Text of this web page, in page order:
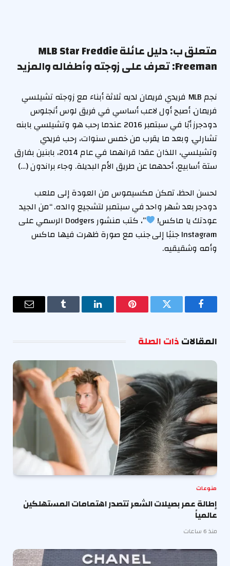
متعلق ب: دليل عائلة MLB Star Freddie
Freeman: تعرف على زوجته وأطفاله والمزيد
نجم MLB فريدي فريمان لديه ثلاثة أبناء مع زوجته تشيلسي
فريمان. أصبح أول لاعب أساسي في فريق لوس أنجلوس
دودجرز أبًا في سبتمبر 2016 عندما رحب هو وتشيلسي بابنه
تشارلي. وبعد ما يقرب من خمس سنوات، رحب فريدي
وتشيلسي، اللذان عقدا قرانهما في عام 2014، بابنين بفارق
ستة أسابيع، أحدهما عن طريق الأم البديلة. وجاء براندون (…)
لحسن الحظ، تمكن مكسيموس من العودة إلى ملعب
دودجر بعد شهر واحد في سبتمبر لتشجيع والده. “من الجيد
عودتك يا ماكس!
”، كتب منشور Dodgers الرسمي على
Instagram جنبًا إلى جنب مع صورة ظهرت فيها ماكس
وأمه وشقيقيه.
فيسبوك تويتر بينتيريستلينكدإن Tumblr
البريد
المقالاتذات الصلة
منوعات
إطالة عمر بصيلات الشعر تتصدر اهتمامات المستهلكين
عالمياً
منذ 6 ساعات